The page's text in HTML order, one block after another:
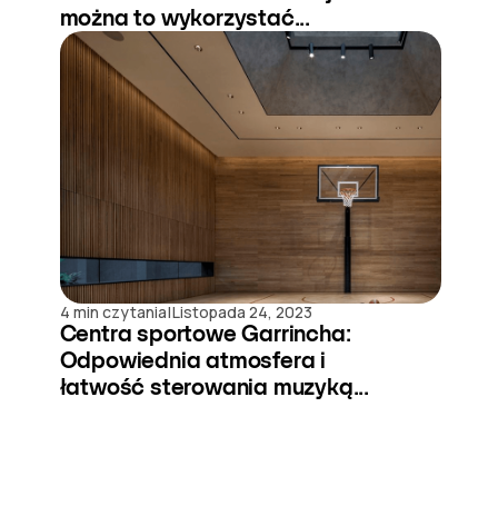
można to wykorzystać...
4 min czytania|Listopada 24, 2023
Centra sportowe Garrincha:
Odpowiednia atmosfera i
łatwość sterowania muzyką...